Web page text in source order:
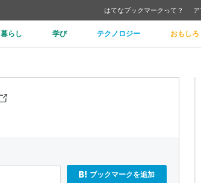
はてなブックマークって？
暮らし 学び テクノロジー おもしろ
ブックマークを追加